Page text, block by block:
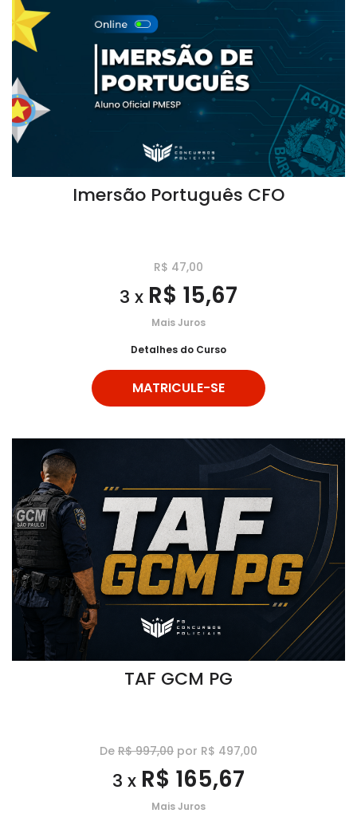
Imersão Português CFO
R$ 47,00
3 x R$ 15,67
Mais Juros
Detalhes do Curso
MATRICULE-SE
TAF GCM PG
De R$ 997,00 por R$ 497,00
3 x R$ 165,67
Mais Juros